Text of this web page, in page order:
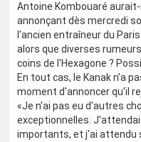
Antoine Kombouaré
annonçant dès mercredi
l'ancien entraîneur du
alors que diverses
coins de l'Hexagone ?
En tout cas, le Kanak n'a
moment d'annoncer qu'il
«Je n'ai pas eu d'autres
exceptionnelles.
importants, et j'ai attendu